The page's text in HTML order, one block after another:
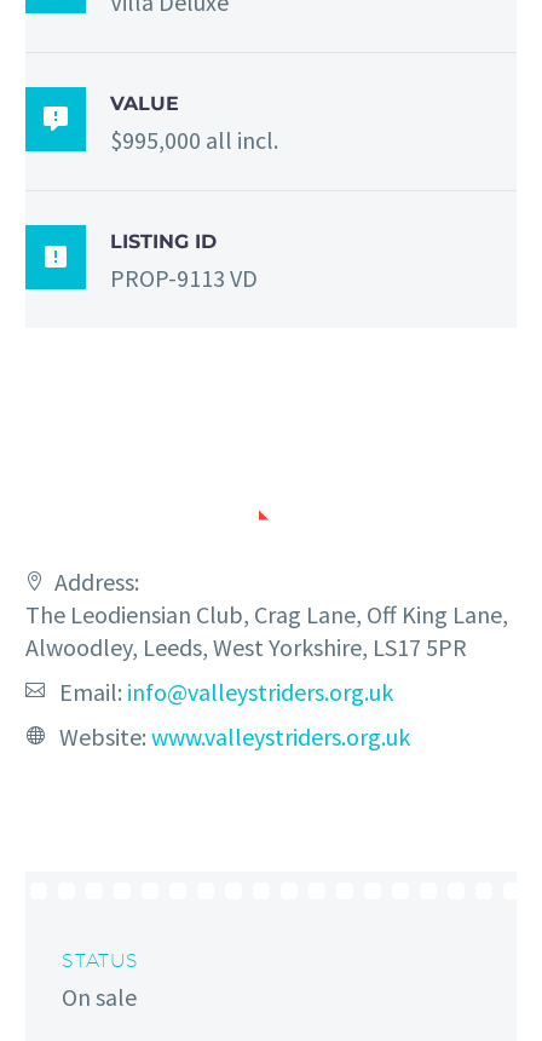

VALUE
$995,000 all incl.

LISTING ID
PROP-9113 VD
Address:
The Leodiensian Club, Crag Lane, Off King Lane,
Alwoodley, Leeds, West Yorkshire, LS17 5PR
Email: info@valleystriders.org.uk
Website: www.valleystriders.org.uk
STATUS
On sale